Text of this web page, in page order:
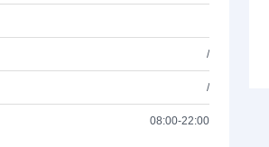
/
/
08:00-22:00